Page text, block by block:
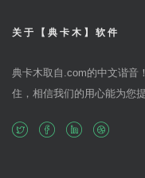
关于【典卡木】软件
典卡木取自.com的中文谐音
住，相信我们的用心能为您